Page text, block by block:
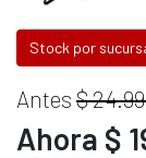
Stock por
Antes $
Ahora $